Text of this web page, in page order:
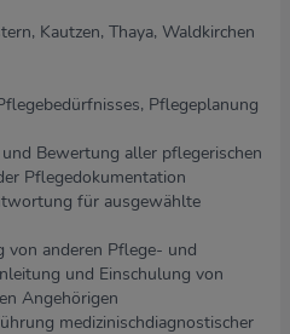
Kautzen, Thaya, Waldkirchen
Pflegeplanung
Bewertung aller pflegerischen
Pflegedokumentation
für ausgewählte
anderen Pflege- und
und Einschulung von
Angehörigen
medizinischdiagnostischer